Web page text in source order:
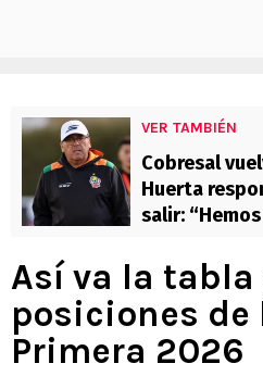
VER TAMBIÉN
Cobresal
Huerta
salir:
Así va la tabla
posiciones de
Primera 2026